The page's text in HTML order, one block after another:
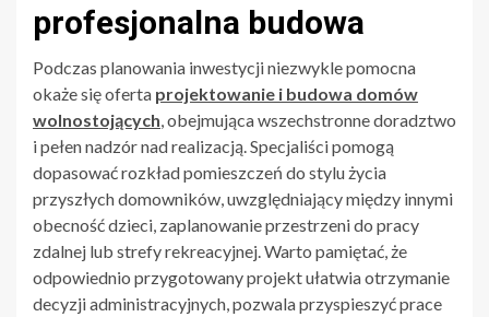
profesjonalna budowa
Podczas planowania inwestycji niezwykle pomocna
okaże się oferta projektowanie i budowa domów
wolnostojących , obejmująca wszechstronne doradztwo
i pełen nadzór nad realizacją. Specjaliści pomogą
dopasować rozkład pomieszczeń do stylu życia
przyszłych domowników, uwzględniający między innymi
obecność dzieci, zaplanowanie przestrzeni do pracy
zdalnej lub strefy rekreacyjnej. Warto pamiętać, że
odpowiednio przygotowany projekt ułatwia otrzymanie
decyzji administracyjnych, pozwala przyspieszyć prace